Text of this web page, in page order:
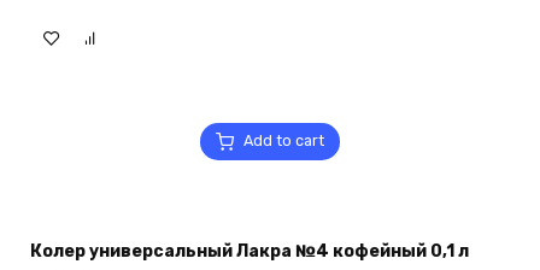
Add to cart
Колер универсальный Лакра №4 кофейный 0,1 л